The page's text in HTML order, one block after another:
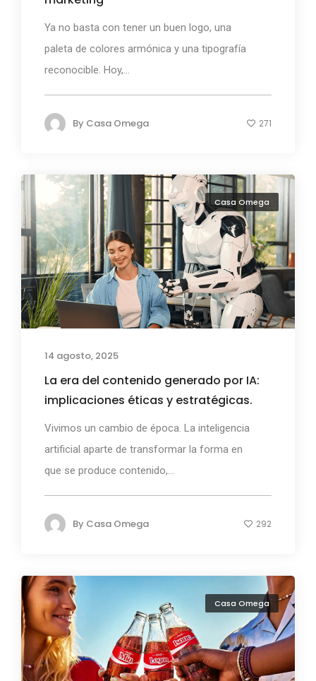
Ya no basta con tener un buen logo, una
paleta de colores armónica y una tipografía
reconocible. Hoy,...
By Casa Omega 271
Casa Omega
14 agosto, 2025
La era del contenido generado por IA:
implicaciones éticas y estratégicas.
Vivimos un cambio de época. La inteligencia
artificial aparte de transformar la forma en
que se produce contenido,...
By Casa Omega 292
Casa Omega